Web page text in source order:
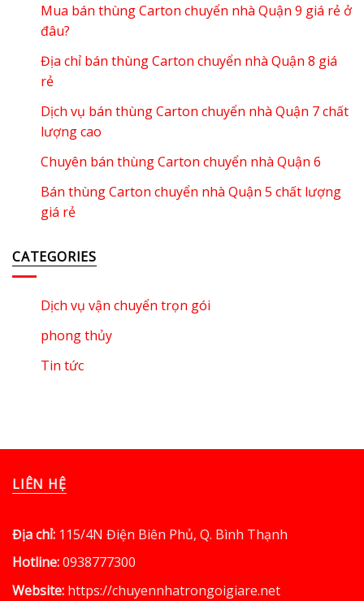
Mua bán thùng Carton chuyển nhà Quận 9 giá rẻ ở
đâu?
Địa chỉ bán thùng Carton chuyển nhà Quận 8 giá
rẻ
Dịch vụ bán thùng Carton chuyển nhà Quận 7 chất
lượng cao
Chuyên bán thùng Carton chuyển nhà Quận 6
Bán thùng Carton chuyển nhà Quận 5 chất lượng
giá rẻ
CATEGORIES
Dịch vụ vận chuyển trọn gói
phong thủy
Tin tức
LIÊN HỆ
Địa chỉ: 115/4N Điện Biên Phủ, Q. Bình Thạnh
Hotline:0938777300
Website: https://chuyennhatrongoigiare.net